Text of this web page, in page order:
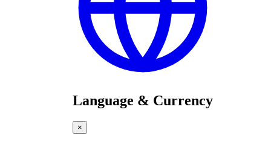
Language & Currency
×